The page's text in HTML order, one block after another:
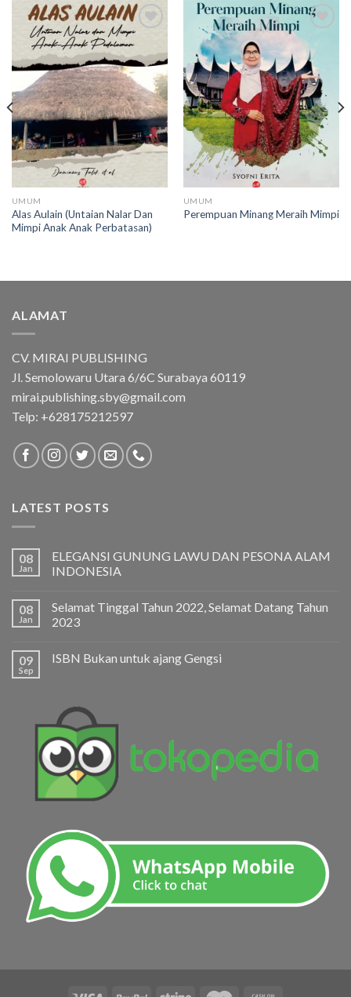
Add to
wishlist
UMUM
Alas Aulain (Untaian Nalar Dan
Mimpi Anak Anak Perbatasan)
Add to
wishlist
UMUM
Perempuan Minang Meraih Mimpi
ALAMAT
CV. MIRAI PUBLISHING
Jl. Semolowaru Utara 6/6C Surabaya 60119
mirai.publishing.sby@gmail.com
Telp: +628175212597
LATEST POSTS
08
Jan
ELEGANSI GUNUNG LAWU DAN PESONA ALAM
INDONESIA
08
Jan
Selamat Tinggal Tahun 2022, Selamat Datang Tahun
2023
09
Sep
ISBN Bukan untuk ajang Gengsi